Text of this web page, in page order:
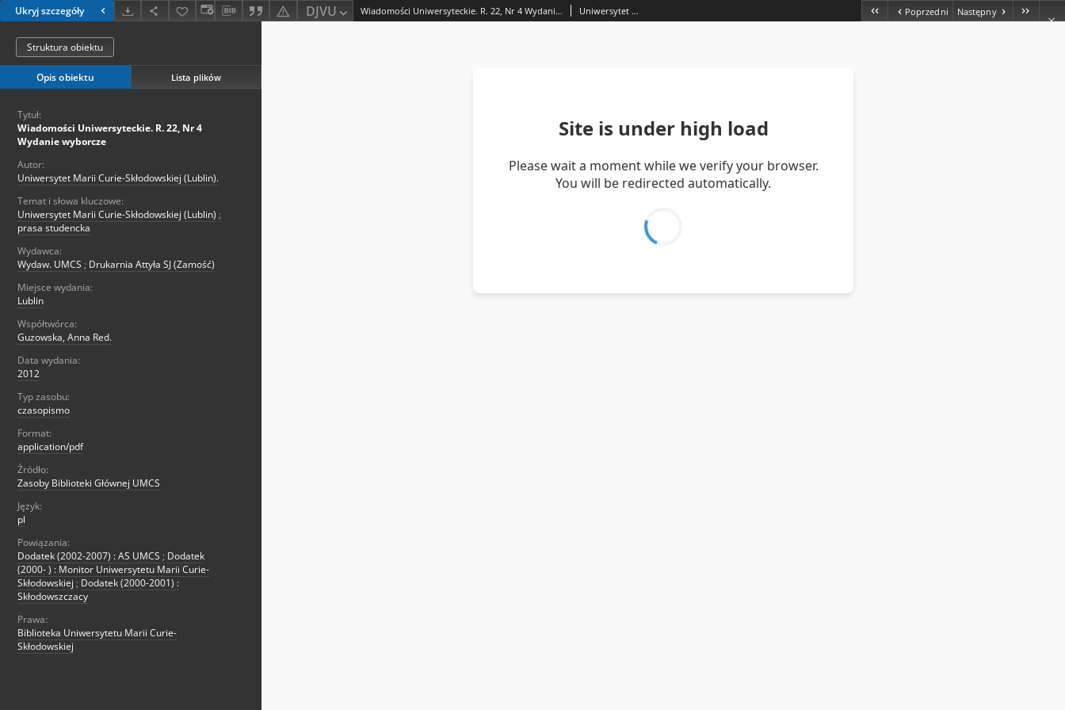
Ukryj szczegóły DJVU Wiadomości Uniwersyteckie. R. 22, Nr 4 Wydanie wyborcze Uniwersytet Marii Curie-Skłodowskiej (Lublin). Poprzedni Następny
Struktura obiektu
Opis obiektu Lista plików
Tytuł:
Wiadomości Uniwersyteckie. R. 22, Nr 4
Wydanie wyborcze
Autor:
Uniwersytet Marii Curie-Skłodowskiej (Lublin).
Temat i słowa kluczowe:
Uniwersytet Marii Curie-Skłodowskiej (Lublin) ;
prasa studencka
Wydawca:
Wydaw. UMCS ; Drukarnia Attyła SJ (Zamość)
Miejsce wydania:
Lublin
Współtwórca:
Guzowska, Anna Red.
Data wydania:
2012
Typ zasobu:
czasopismo
Format:
application/pdf
Źródło:
Zasoby Biblioteki Głównej UMCS
Język:
pl
Powiązania:
Dodatek (2002-2007) : AS UMCS ; Dodatek
(2000- ) : Monitor Uniwersytetu Marii Curie-
Skłodowskiej ; Dodatek (2000-2001) :
Skłodowszczacy
Prawa:
Biblioteka Uniwersytetu Marii Curie-
Skłodowskiej